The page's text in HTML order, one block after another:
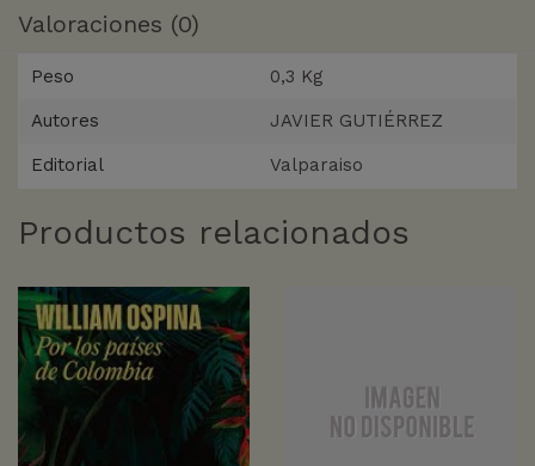
Valoraciones (0)
Peso 0,3 Kg
Autores JAVIER GUTIÉRREZ
Editorial Valparaiso
Productos relacionados